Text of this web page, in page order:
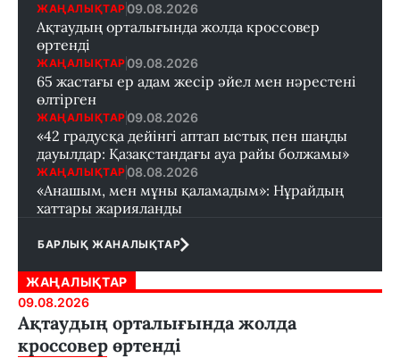
ЖАҢАЛЫҚТАР 09.08.2026
Ақтаудың орталығында жолда кроссовер
өртенді
ЖАҢАЛЫҚТАР 09.08.2026
65 жастағы ер адам жесір әйел мен нәрестені
өлтірген
ЖАҢАЛЫҚТАР 09.08.2026
«42 градусқа дейінгі аптап ыстық пен шаңды
дауылдар: Қазақстандағы ауа райы болжамы»
ЖАҢАЛЫҚТАР 08.08.2026
«Анашым, мен мұны қаламадым»: Нұрайдың
хаттары жарияланды
БАРЛЫҚ ЖАНАЛЫҚТАР
ЖАҢАЛЫҚТАР
09.08.2026
Ақтаудың орталығында жолда
кроссовер өртенді